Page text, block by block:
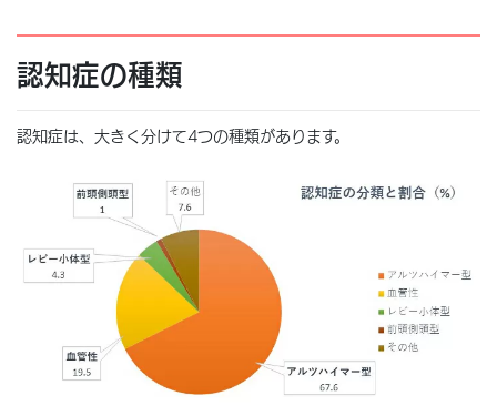
認知症の種類
認知症は、大きく分けて4つの種類があります。